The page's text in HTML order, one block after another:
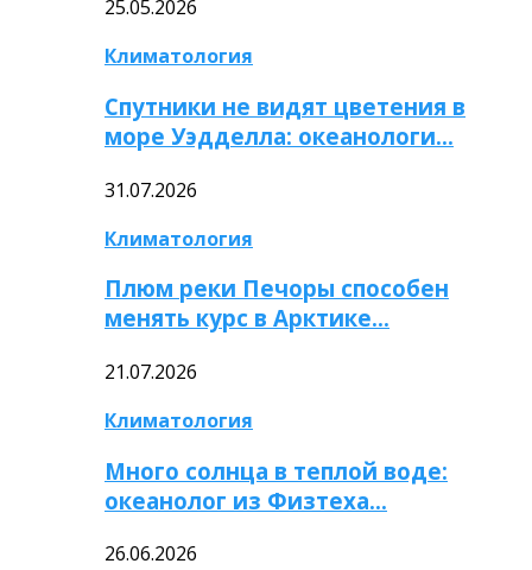
25.05.2026
Климатология
Спутники не видят цветения в
море Уэдделла: океанологи…
31.07.2026
Климатология
Плюм реки Печоры способен
менять курс в Арктике…
21.07.2026
Климатология
Много солнца в теплой воде:
океанолог из Физтеха…
26.06.2026